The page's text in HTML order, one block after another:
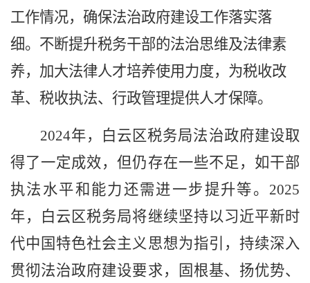
工作情况，确保法治政府建设工作落实落
细。不断提升税务干部的法治思维及法律素
养，加大法律人才培养使用力度，为税收改
革、税收执法、行政管理提供人才保障。
2024年，白云区税务局法治政府建设取
得了一定成效，但仍存在一些不足，如干部
执法水平和能力还需进一步提升等。2025
年，白云区税务局将继续坚持以习近平新时
代中国特色社会主义思想为指引，持续深入
贯彻法治政府建设要求，固根基、扬优势、